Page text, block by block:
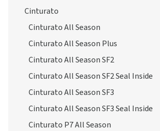
Cinturato
Cinturato All Season
Cinturato All Season Plus
Cinturato All Season SF2
Cinturato All Season SF2 Seal Inside
Cinturato All Season SF3
Cinturato All Season SF3 Seal Inside
Cinturato P7 All Season